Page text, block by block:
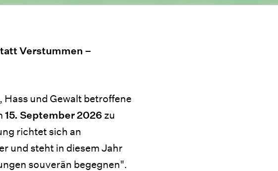
Verstummen –
und Gewalt betroffene
15. September 2026 zu
richtet sich an
und steht in diesem Jahr
souverän begegnen".